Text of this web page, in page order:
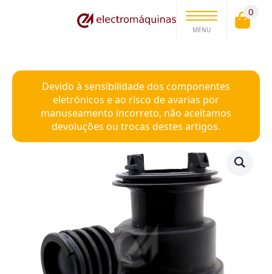
MENU
0
Devido à sensibilidade dos componentes
eletrónicos e ao risco de avarias por
manuseamento incorreto, não aceitamos
devoluções ou trocas destes artigos.